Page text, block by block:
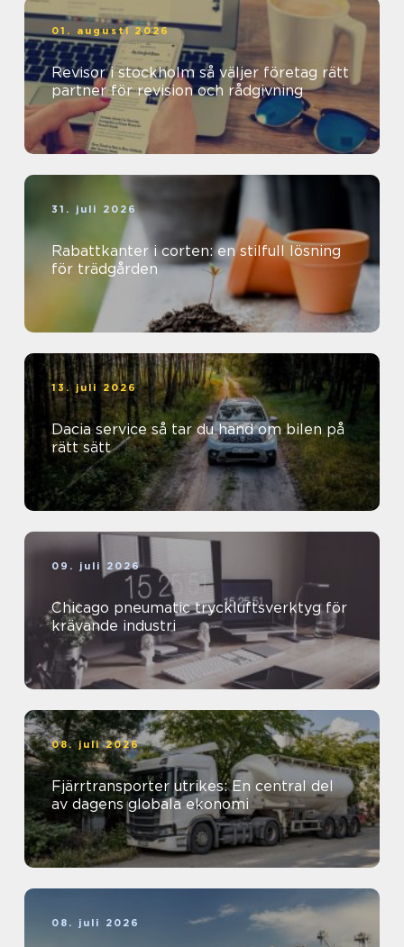
01. augusti 2026
Revisor i stockholm så väljer företag rätt
partner för revision och rådgivning
31. juli 2026
Rabattkanter i corten: en stilfull lösning
för trädgården
13. juli 2026
Dacia service så tar du hand om bilen på
rätt sätt
09. juli 2026
Chicago pneumatic tryckluftsverktyg för
krävande industri
08. juli 2026
Fjärrtransporter utrikes: En central del
av dagens globala ekonomi
08. juli 2026